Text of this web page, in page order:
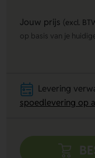
Jouw prijs (excl.
op basis van je
Levering
spoedlevering op